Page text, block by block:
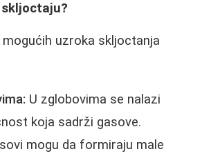
uzroka skljoctanja
U zglobovima se nalazi
koja sadrži gasove.
mogu da formiraju male